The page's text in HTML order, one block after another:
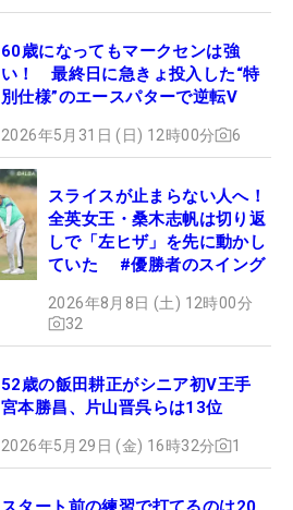
60歳になってもマークセンは強
い！ 最終日に急きょ投入した“特
別仕様”のエースパターで逆転V
2026年5月31日 (日) 12時00分 6
スライスが止まらない人へ！
全英女王・桑木志帆は切り返
しで「左ヒザ」を先に動かし
ていた #優勝者のスイング
2026年8月8日 (土) 12時00分
32
52歳の飯田耕正がシニア初V王手
宮本勝昌、片山晋呉らは13位
2026年5月29日 (金) 16時32分 1